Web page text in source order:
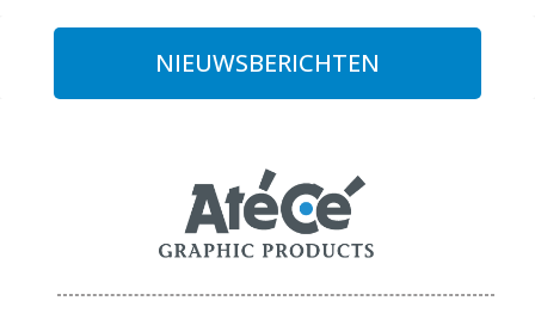
NIEUWSBERICHTEN